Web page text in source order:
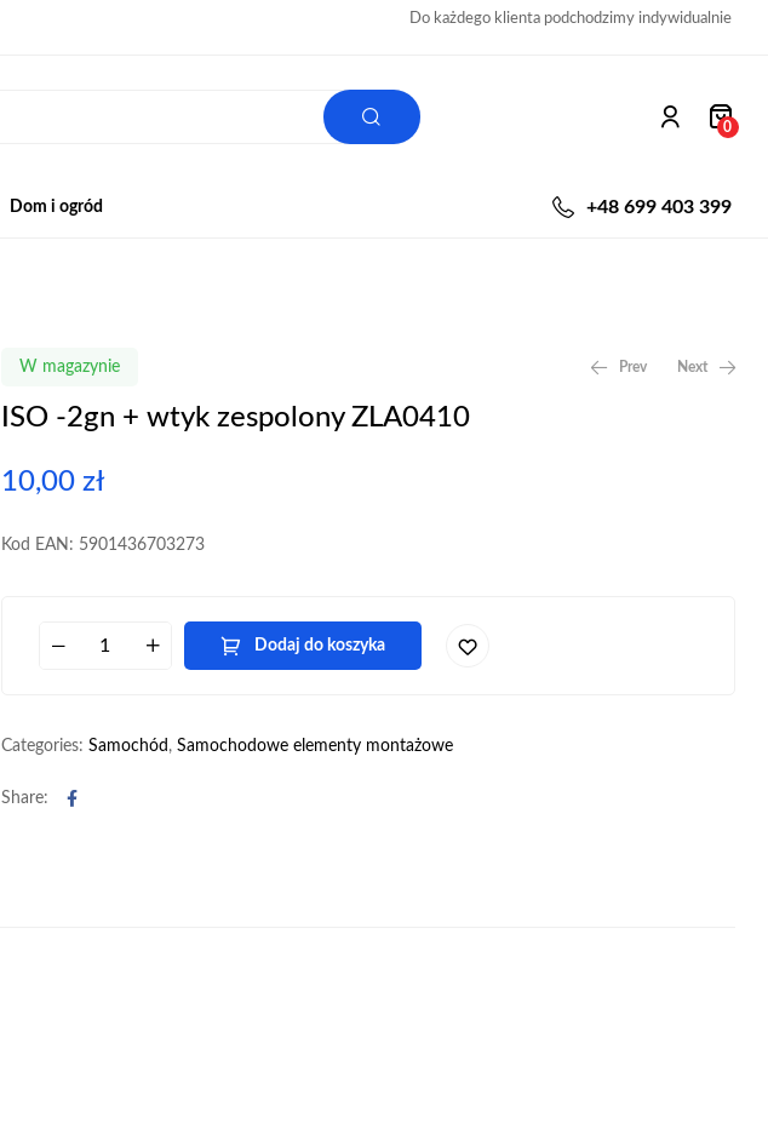
Do każdego klienta podchodzimy indywidualnie
0
Dom i ogród +48 699 403 399
W magazynie Prev Next
ISO -2gn + wtyk zespolony ZLA0410
10,00 zł
Kod EAN: 5901436703273
Dodaj do koszyka
Categories: Samochód , Samochodowe elementy montażowe
Share: Facebook